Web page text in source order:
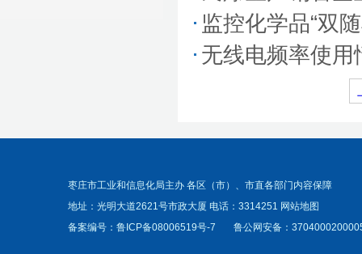
监控化学品“双
无线电频率使用
枣庄市工业和信息化局主办 各区（市）、市直各部门内容保障
地址：光明大道2621号市政大厦 电话：3314251 网站地图
备案编号： 鲁ICP备08006519号-7 鲁公网安备：